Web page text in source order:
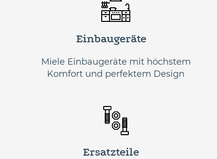
Einbaugeräte
Miele Einbaugeräte mit höchstem
Komfort und perfektem Design
Ersatzteile